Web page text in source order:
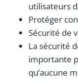
utilisateurs
Protéger
Sécurité de
La sécurité
importante
qu’aucune